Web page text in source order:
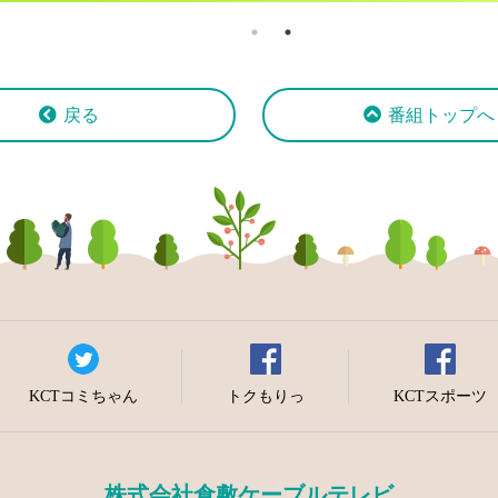
戻る 番組トップへ
KCTコミちゃん トクもりっ KCTスポーツ